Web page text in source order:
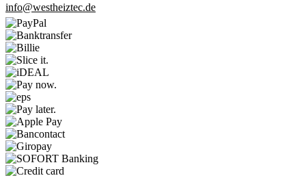
info@westheiztec.de